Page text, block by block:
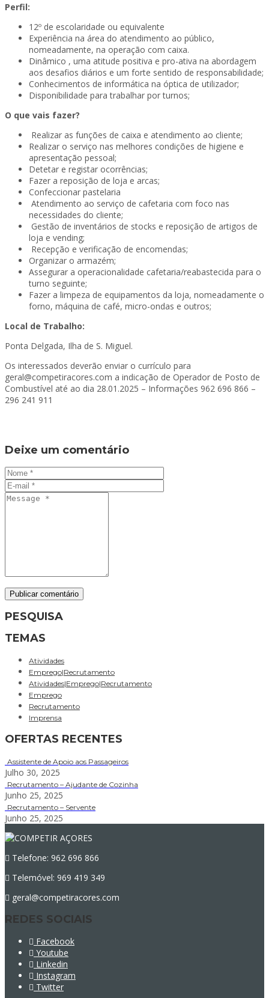
Perfil:
12º de escolaridade ou equivalente
Experiência na área do atendimento ao público,
nomeadamente, na operação com caixa.
Dinâmico , uma atitude positiva e pro-ativa na abordagem
aos desafios diários e um forte sentido de responsabilidade;
Conhecimentos de informática na óptica de utilizador;
Disponibilidade para trabalhar por turnos;
O que vais fazer?
Realizar as funções de caixa e atendimento ao cliente;
Realizar o serviço nas melhores condições de higiene e
apresentação pessoal;
Detetar e registar ocorrências;
Fazer a reposição de loja e arcas;
Confeccionar pastelaria
Atendimento ao serviço de cafetaria com foco nas
necessidades do cliente;
Gestão de inventários de stocks e reposição de artigos de
loja e vending;
Recepção e verificação de encomendas;
Organizar o armazém;
Assegurar a operacionalidade cafetaria/reabastecida para o
turno seguinte;
Fazer a limpeza de equipamentos da loja, nomeadamente o
forno, máquina de café, micro-ondas e outros;
Local de Trabalho:
Ponta Delgada, Ilha de S. Miguel.
Os interessados deverão enviar o currículo para
geral@competiracores.com a indicação de Operador de Posto de
Combustível até ao dia 28.01.2025 – Informações 962 696 866 –
296 241 911
Deixe um comentário
PESQUISA
Pesquisar
TEMAS
Atividades
Emprego|Recrutamento
Atividades|Emprego|Recrutamento
Emprego
Recrutamento
Imprensa
OFERTAS RECENTES
Assistente de Apoio aos Passageiros
Julho 30, 2025
Recrutamento – Ajudante de Cozinha
Junho 25, 2025
Recrutamento – Servente
Junho 25, 2025
Telefone: 962 696 866
Telemóvel: 969 419 349
geral@competiracores.com
REDES SOCIAIS
Facebook
Youtube
Linkedin
Instagram
Twitter